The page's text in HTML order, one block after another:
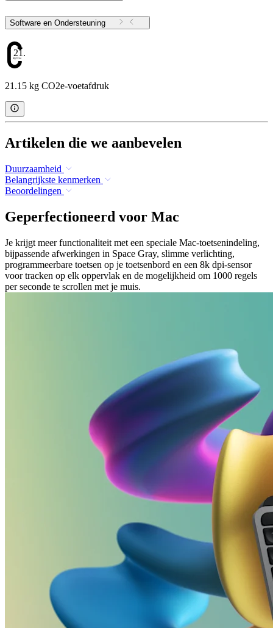
Software en Ondersteuning
21.15
21.15 kg CO2e-voetafdruk
Artikelen die we aanbevelen
Duurzaamheid
Belangrijkste kenmerken
Beoordelingen
Geperfectioneerd voor Mac
Je krijgt meer functionaliteit met een speciale Mac-toetsenindeling,
bijpassende afwerkingen in Space Gray, slimme verlichting,
programmeerbare toetsen op je toetsenbord en een 8k dpi-sensor
voor tracken op elk oppervlak en de mogelijkheid om 1000 regels
per seconde te scrollen met je muis.